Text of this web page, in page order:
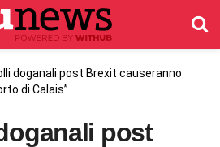
doganali post Brexit causeranno
di Calais”
post